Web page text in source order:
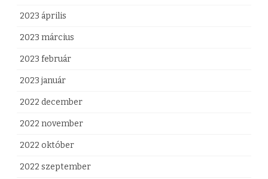
2023 április
2023 március
2023 február
2023 január
2022 december
2022 november
2022 október
2022 szeptember